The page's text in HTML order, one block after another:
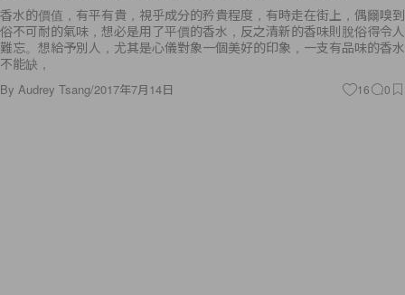
香水的價值，有平有貴，視乎成分的矜貴程度，有時走在街上，偶爾嗅到
俗不可耐的氣味，想必是用了平價的香水，反之清新的香味則脫俗得令人
難忘。想給予別人，尤其是心儀對象一個美好的印象，一支有品味的香水
不能缺，
By Audrey Tsang/2017年7月14日 16 0